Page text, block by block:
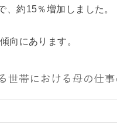
約15％増加しました。
向にあります。